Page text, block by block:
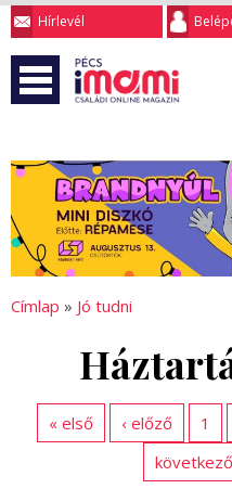
Hírlevél
Címlap » Jó tudni
« első ‹ előző 1
következő